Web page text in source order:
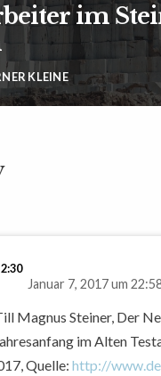
im
KLEINE
Januar 7, 2017 um
Magnus Steiner, Der
im Alten
Quelle: http://